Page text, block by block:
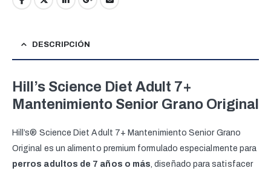
DESCRIPCIÓN
Hill’s Science Diet Adult 7+
Mantenimiento Senior Grano Original
Hill’s® Science Diet Adult 7+ Mantenimiento Senior Grano
Original es un alimento premium formulado especialmente para
perros adultos de 7 años o más , diseñado para satisfacer